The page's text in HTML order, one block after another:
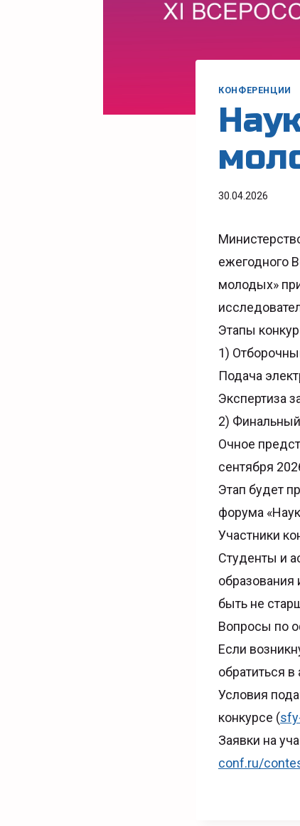
КОНФЕРЕНЦИИ
30.04.2026
ежегодного
молодых»
Этапы
1)
Подача
Экспертиза
2) Финальный
Очное
сентября
Этап будет
форума
Участники
Студенты и
образования
быть не
Вопросы по
Если
обратиться
Условия
конкурсе (
Заявки на
conf.ru/